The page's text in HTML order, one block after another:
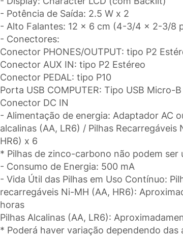
- Potência de Saída: 2.5 W x 2
- Alto Falantes: 12 x 6 cm (4-3/4 x 2-3/8
- Conectores:
Conector PHONES/OUTPUT: tipo P2
Conector AUX IN: tipo P2 Estéreo
Conector PEDAL: tipo P10
Porta USB COMPUTER: Tipo USB Micro-
Conector DC IN
- Alimentação de energia: Adaptador AC
alcalinas (AA, LR6) / Pilhas Recarregáveis
HR6) x 6
* Pilhas de zinco-carbono não podem ser
- Consumo de Energia: 500 mA
- Vida Útil das Pilhas em Uso Contínuo:
recarregáveis Ni-MH (AA, HR6):
horas
Pilhas Alcalinas (AA, LR6):
* Poderá haver variação dependendo das